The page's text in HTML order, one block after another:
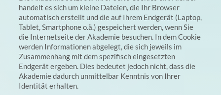
handelt es sich um kleine Dateien, die Ihr Browser
automatisch erstellt und die auf Ihrem Endgerät (Laptop,
Tablet, Smartphone o.ä.) gespeichert werden, wenn Sie
die Internetseite der Akademie besuchen. In dem Cookie
werden Informationen abgelegt, die sich jeweils im
Zusammenhang mit dem spezifisch eingesetzten
Endgerät ergeben. Dies bedeutet jedoch nicht, dass die
Akademie dadurch unmittelbar Kenntnis von Ihrer
Identität erhalten.